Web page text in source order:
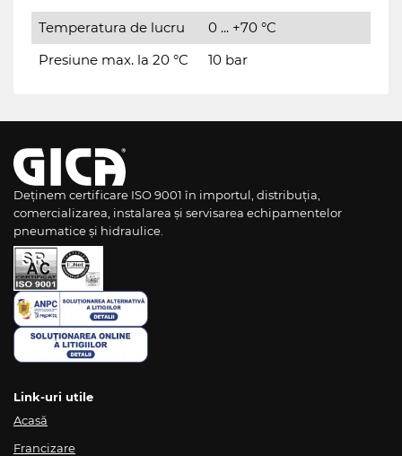
Temperatura de lucru
0 ... +70 °C
Presiune max. la 20 °C
10 bar
Deținem certificare ISO 9001 în importul, distribuția,
comercializarea, instalarea și servisarea echipamentelor
pneumatice și hidraulice.
Link-uri utile
Acasă
Francizare